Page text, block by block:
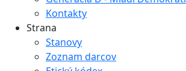
Kontakty
Strana
Stanovy
Zoznam darcov